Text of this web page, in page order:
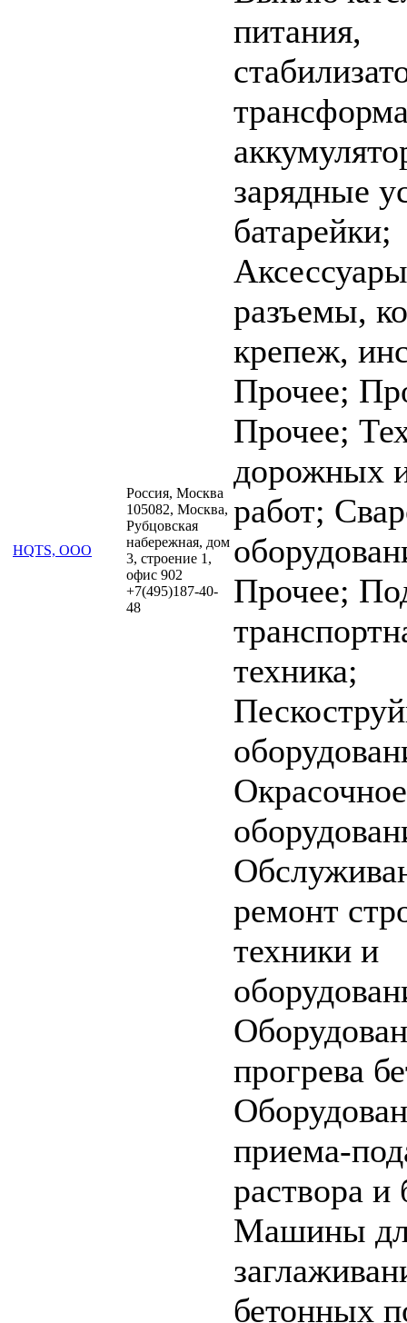
HQTS, ООО
Россия, Москва
105082, Москва,
Рубцовская
набережная, дом
3, строение 1,
офис 902
‪+7(495)187-40-
48‬‬‬‬
питания,
зарядные
батарейки;
разъемы,
крепеж,
Прочее;
Прочее;
дорожных
работ;
Прочее;
техника;
Окрасочное
ремонт
техники и
прогрева
приема-
раствора и
Машины
бетонных